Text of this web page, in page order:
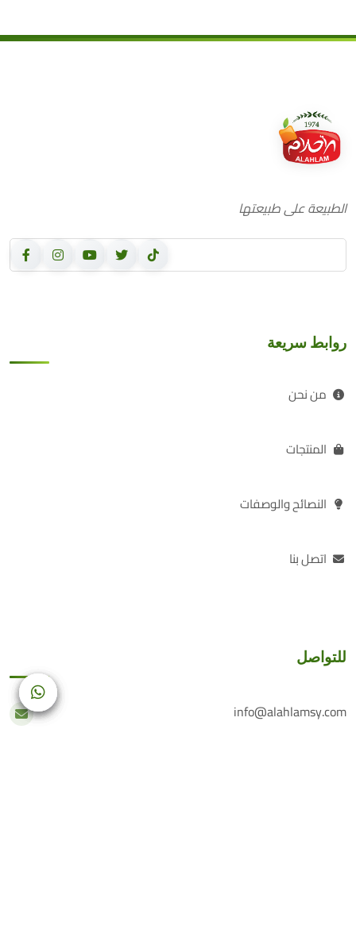
الطبيعة على طبيعتها
روابط سريعة
من نحن
المنتجات
النصائح والوصفات
اتصل بنا
للتواصل
info@alahlamsy.com